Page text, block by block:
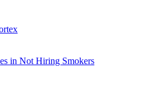
in Not Hiring Smokers